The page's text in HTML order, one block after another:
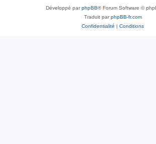
Développé parphpBB® Forum Software ©
Traduit parphpBB-fr.com
Confidentialité | Conditions